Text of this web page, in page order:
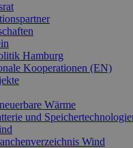
Hamburg
Kooperationen (EN)
Wärme
und
Wind